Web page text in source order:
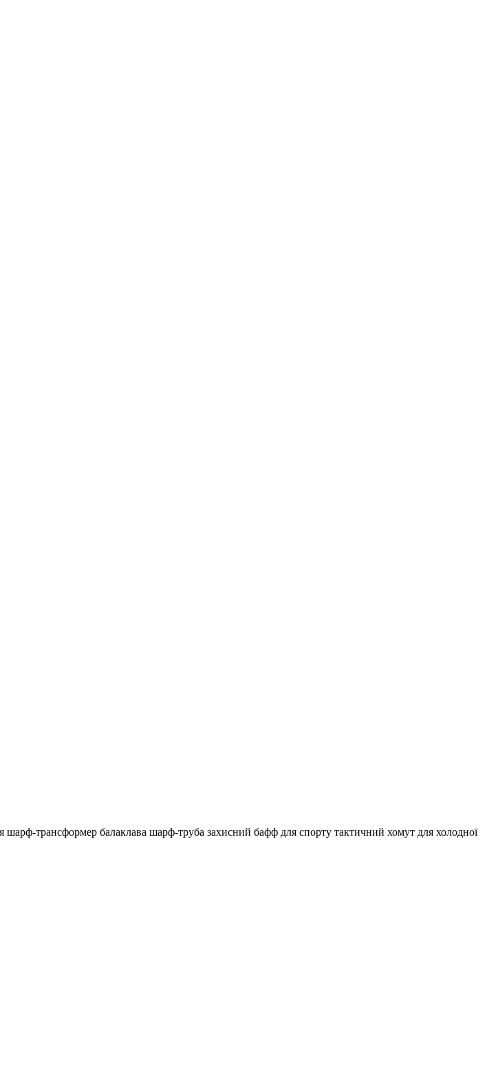
трансформер балаклава шарф-труба захисний бафф для спорту тактичний хомут для холодної